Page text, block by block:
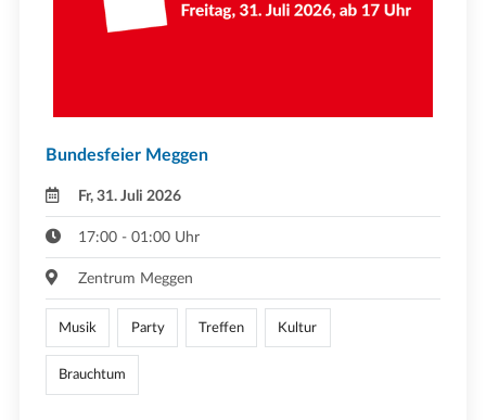
Bundesfeier Meggen
Fr, 31. Juli 2026
17:00 - 01:00 Uhr
Zentrum Meggen
Musik Party Treffen Kultur
Brauchtum